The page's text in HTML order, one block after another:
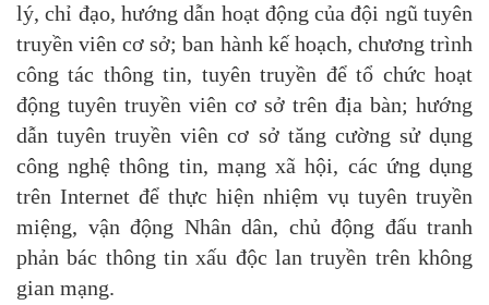
lý, chỉ đạo, hướng dẫn hoạt động của đội ngũ tuyên
truyền viên cơ sở; ban hành kế hoạch, chương trình
công tác thông tin, tuyên truyền để tổ chức hoạt
động tuyên truyền viên cơ sở trên địa bàn; hướng
dẫn tuyên truyền viên cơ sở tăng cường sử dụng
công nghệ thông tin, mạng xã hội, các ứng dụng
trên Internet để thực hiện nhiệm vụ tuyên truyền
miệng, vận động Nhân dân, chủ động đấu tranh
phản bác thông tin xấu độc lan truyền trên không
gian mạng.